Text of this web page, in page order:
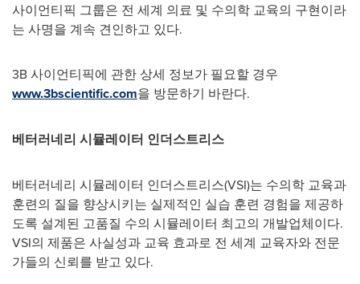
사이언티픽 그룹은 전 세계 의료 및 수의학 교육의 구현이라
는 사명을 계속 견인하고 있다.
3B사이언티픽에 관한 상세 정보가 필요할 경우
www.3bscientific.com을 방문하기 바란다.
베터러네리 시뮬레이터 인더스트리스
베터러네리 시뮬레이터 인더스트리스(VSI)는 수의학 교육과
훈련의 질을 향상시키는 실제적인 실습 훈련 경험을 제공하
도록 설계된 고품질 수의 시뮬레이터 최고의 개발업체이다.
VSI의 제품은 사실성과 교육 효과로 전 세계 교육자와 전문
가들의 신뢰를 받고 있다.